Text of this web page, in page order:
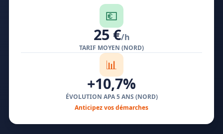
💶
25 €/h
TARIF MOYEN (NORD)
📊
+10,7%
ÉVOLUTION APA 5 ANS (NORD)
Anticipez vos démarches